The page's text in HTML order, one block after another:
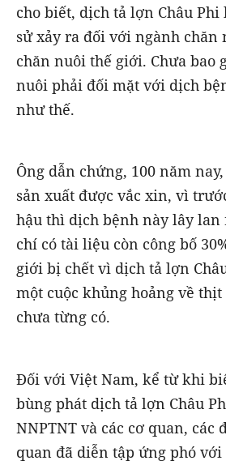
cho biết, dịch tả lợn Châu
sử xảy ra đối với ngành chăn
chăn nuôi thế giới. Chưa bao
nuôi phải đối mặt với dịch
như thế.
Ông dẫn chứng, 100 năm
sản xuất được vắc xin, vì
hậu thì dịch bệnh này lây lan
chí có tài liệu còn công bố
giới bị chết vì dịch tả lợn
một cuộc khủng hoảng về
chưa từng có.
Đối với Việt Nam, kể từ khi
bùng phát dịch tả lợn Châu
NNPTNT và các cơ quan, các
quan đã diễn tập ứng phó